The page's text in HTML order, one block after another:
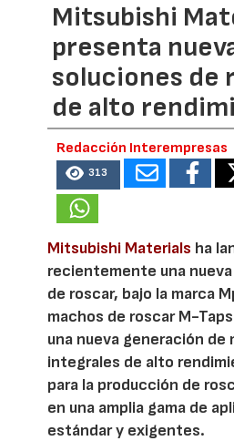
Mitsubishi
presenta
soluciones de
de alto
Redacción Interempresas
313
Mitsubishi Materials ha
recientemente una
de roscar, bajo la marca
machos de roscar M-
una nueva generación de
integrales de alto
para la producción de
en una amplia gama de
estándar y exigentes.